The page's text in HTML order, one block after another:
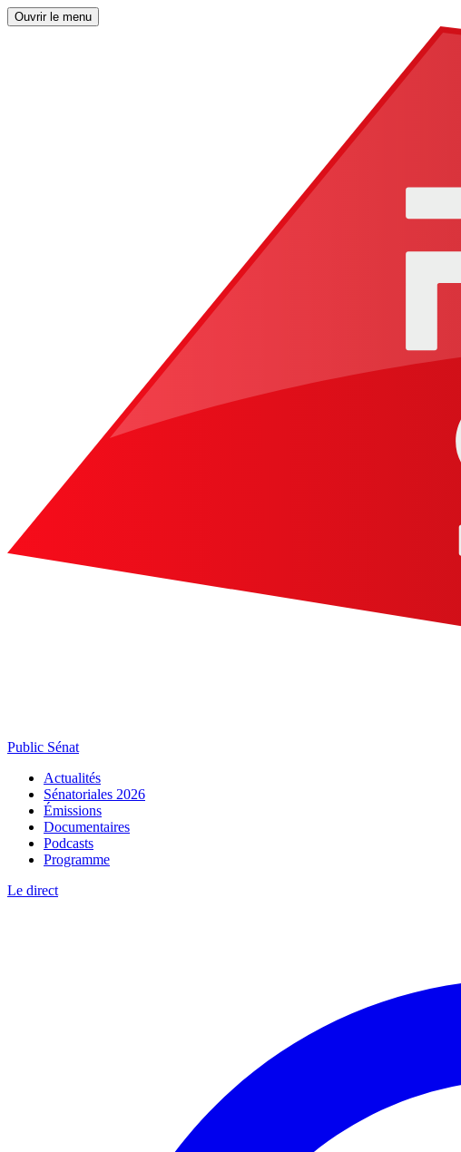
Ouvrir le menu
Public Sénat
Actualités
Sénatoriales 2026
Émissions
Documentaires
Podcasts
Programme
Le direct